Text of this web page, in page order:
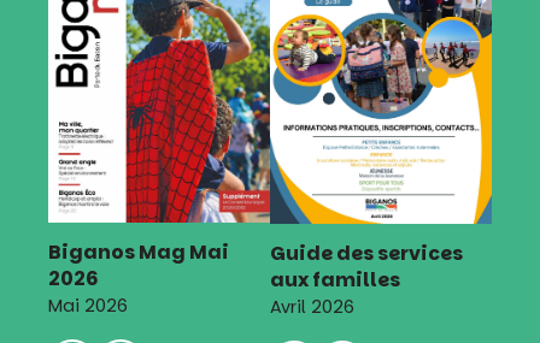
Biganos Mag Mai
2026
Mai 2026
Guide des services
aux familles
Avril 2026